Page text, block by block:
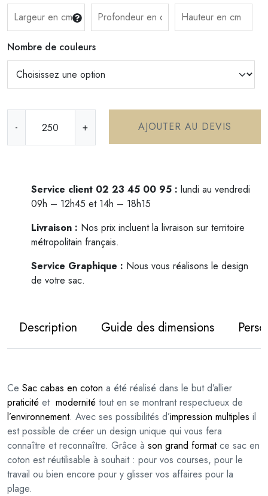
Nombre de couleurs
-
a
a
n
c
o
t
o
n
+ AJOUTER AU DEVIS
Service client 02 23 45 00 95 : lundi au vendredi
09h – 12h45 et 14h – 18h15
Livraison : Nos prix incluent la livraison sur territoire
métropolitain français.
Service Graphique : Nous vous réalisons le design
de votre sac.
Description Guide des dimensions
Ce Sac cabas en coton a été réalisé dans le but d’allier
praticité et modernité tout en se montrant respectueux de
l’environnement. Avec ses possibilités d’impression multiples il
est possible de créer un design unique qui vous fera
connaître et reconnaître. Grâce à son grand formatce sac en
coton est réutilisable à souhait : pour vos courses, pour le
travail ou bien encore pour y glisser vos affaires pour la
plage.